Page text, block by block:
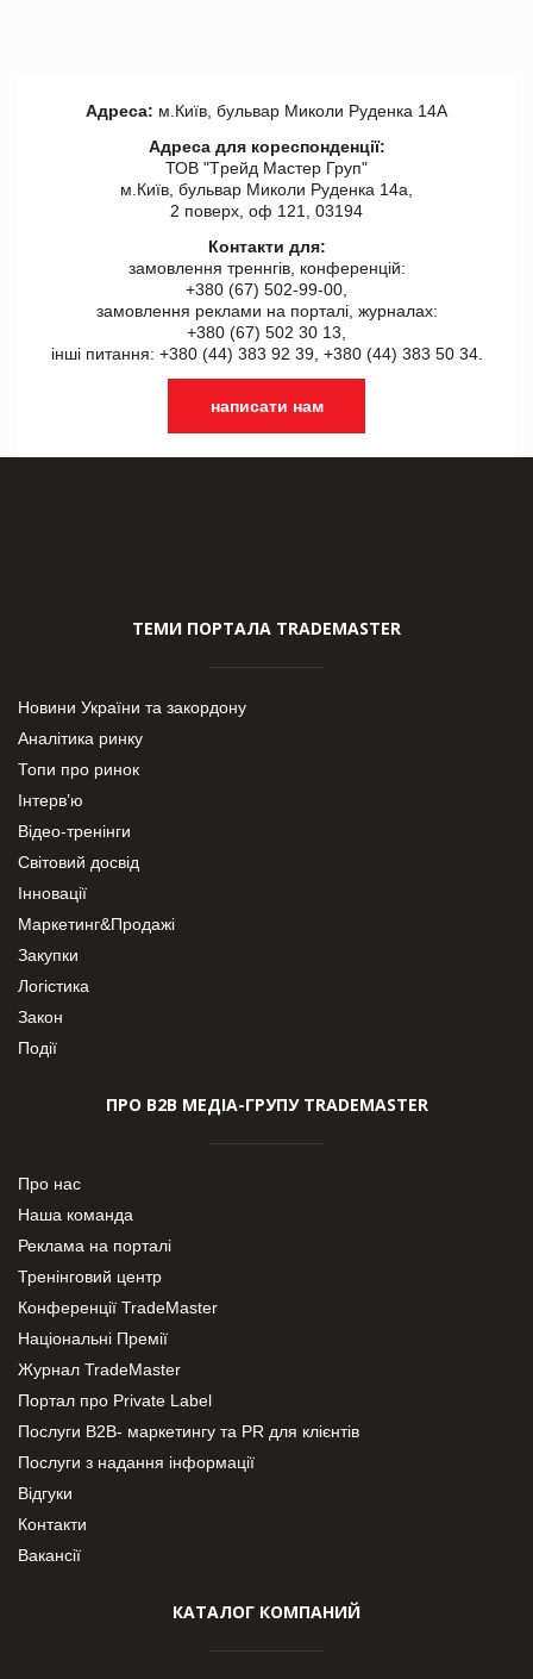
Адреса: м.Київ, бульвар Миколи Руденка 14А
Адреса для кореспонденції:
ТОВ "Tрейд Мастер Груп"
м.Київ, бульвар Миколи Руденка 14а,
2 поверх, оф 121, 03194
Контакти для:
замовлення треннгів, конференцій:
+380 (67) 502-99-00,
замовлення реклами на порталі, журналах:
+380 (67) 502 30 13,
інші питання: +380 (44) 383 92 39, +380 (44) 383 50 34.
написати нам
ТЕМИ ПОРТАЛА TRADEMASTER
Новини України та закордону
Аналітика ринку
Топи про ринок
Інтерв’ю
Відео-тренінги
Світовий досвід
Інновації
Маркетинг&Продажі
Закупки
Логістика
Закон
Події
ПРО В2В МЕДІА-ГРУПУ TRADEMASTER
Про нас
Наша команда
Реклама на порталі
Тренінговий центр
Конференції TradeMaster
Національні Премії
Журнал TradeMaster
Портал про Private Label
Послуги В2В- маркетингу та PR для клієнтів
Послуги з надання інформації
Відгуки
Контакти
Вакансії
КАТАЛОГ КОМПАНИЙ